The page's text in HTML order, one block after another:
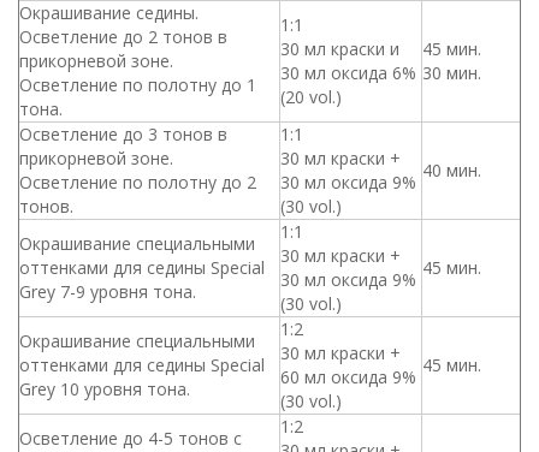
Окрашивание седины.
Осветление до 2 тонов в
прикорневой зоне.
Осветление по полотну до 1
тона.
1:1
30 мл краски и
30 мл оксида 6%
(20 vol.)
45 мин.
30 мин.
Осветление до 3 тонов в
прикорневой зоне.
Осветление по полотну до 2
тонов.
1:1
30 мл краски +
30 мл оксида 9%
(30 vol.)
40 мин.
Окрашивание специальными
оттенками для седины Special
Grey 7-9 уровня тона.
1:1
30 мл краски +
30 мл оксида 9%
(30 vol.)
45 мин.
Окрашивание специальными
оттенками для седины Special
Grey 10 уровня тона.
1:2
30 мл краски +
60 мл оксида 9%
(30 vol.)
45 мин.
Осветление до 4-5 тонов с
1:2